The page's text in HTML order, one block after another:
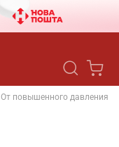
От повышенного давления